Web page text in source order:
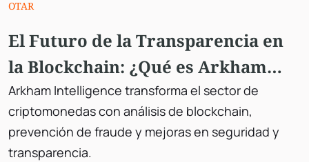
OTAR
El Futuro de la Transparencia en
la Blockchain: ¿Qué es Arkham
Intelligence?
Arkham Intelligence transforma el sector de
criptomonedas con análisis de blockchain,
prevención de fraude y mejoras en seguridad y
transparencia.